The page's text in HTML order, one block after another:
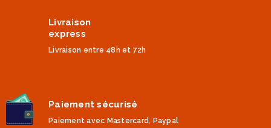
Livraison
express
Livraison entre 48h et 72h
Paiement sécurisé
Paiement avec Mastercard, Paypal